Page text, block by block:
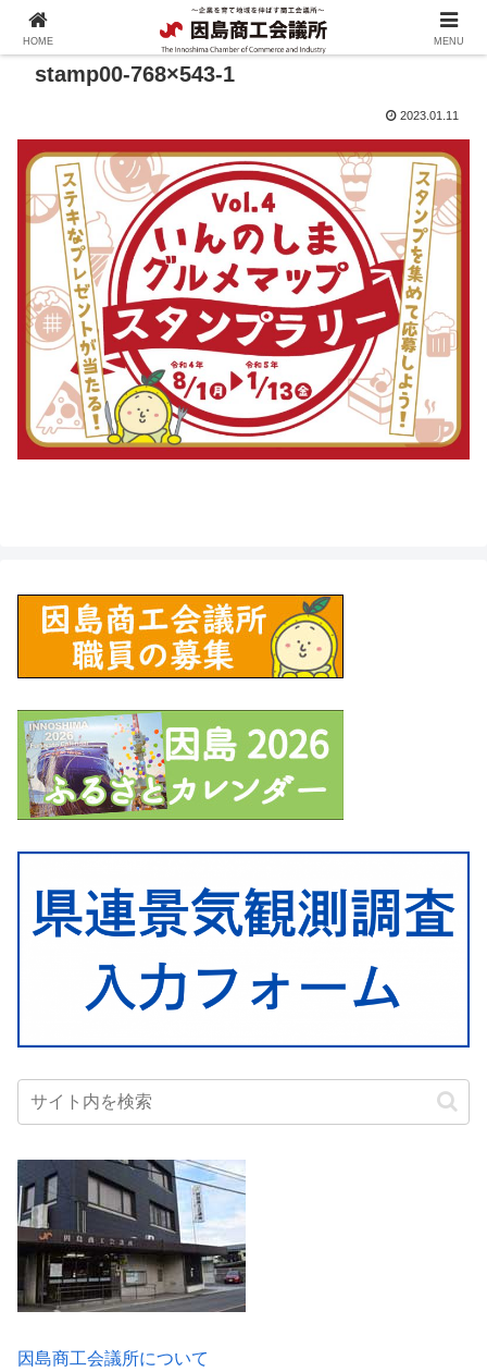
stamp00-768×543-1
2023.01.11
因島商工会議所について
HOME MENU